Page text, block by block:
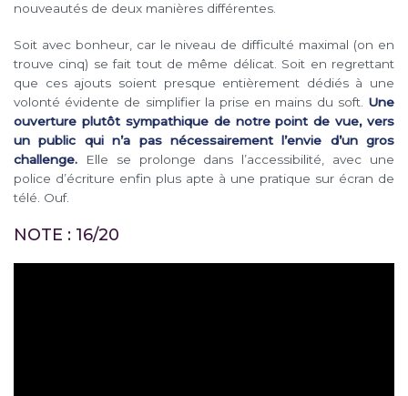
nouveautés de deux manières différentes.
Soit avec bonheur, car le niveau de difficulté maximal (on en
trouve cinq) se fait tout de même délicat. Soit en regrettant
que ces ajouts soient presque entièrement dédiés à une
volonté évidente de simplifier la prise en mains du soft. Une
ouverture plutôt sympathique de notre point de vue, vers
un public qui n’a pas nécessairement l’envie d’un gros
challenge. Elle se prolonge dans l’accessibilité, avec une
police d’écriture enfin plus apte à une pratique sur écran de
télé. Ouf.
NOTE : 16/20